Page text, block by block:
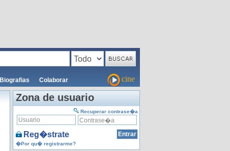
Biografias Colaborar cine
Zona de usuario
Recuperar contrase�a
Reg�strate
�Por qu� registrarme?